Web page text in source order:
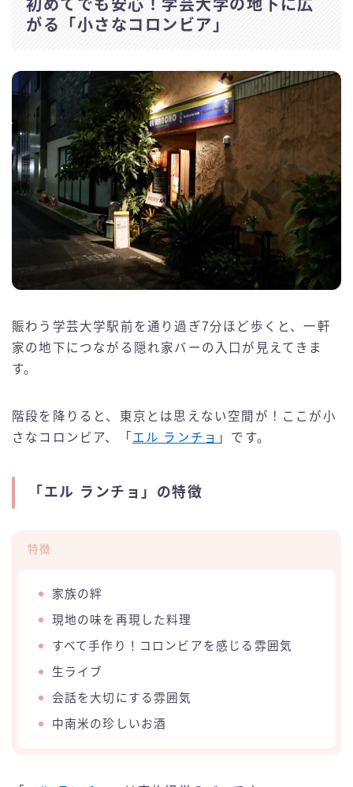
初めてでも安心！学芸大学の地下に広
がる「小さなコロンビア」
賑わう学芸大学駅前を通り過ぎ7分ほど歩くと、一軒
家の地下につながる隠れ家バーの入口が見えてきま
す。
階段を降りると、東京とは思えない空間が！ここが小
さなコロンビア、「 エル ランチョ 」です。
「エル ランチョ」の特徴
特徴
家族の絆
現地の味を再現した料理
すべて手作り！コロンビアを感じる雰囲気
生ライブ
会話を大切にする雰囲気
中南米の珍しいお酒